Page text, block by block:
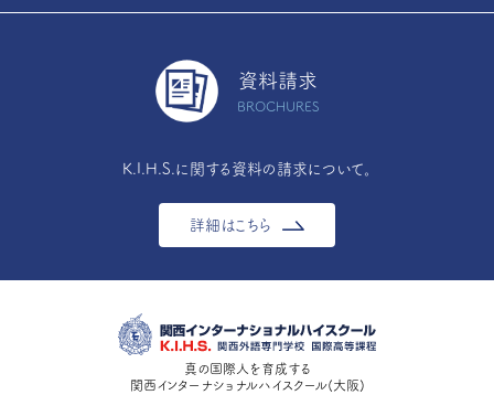
資料請求
BROCHURES
K.I.H.S.に関する資料の請求について。
詳細はこちら
真の国際人を育成する
関西インターナショナルハイスクール(大阪)